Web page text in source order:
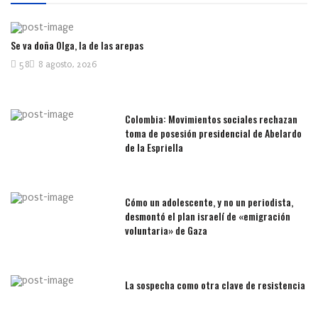
Se va doña Olga, la de las arepas
8 agosto, 2026
58
Colombia: Movimientos sociales rechazan
toma de posesión presidencial de Abelardo
de la Espriella
Cómo un adolescente, y no un periodista,
desmontó el plan israelí de «emigración
voluntaria» de Gaza
La sospecha como otra clave de resistencia